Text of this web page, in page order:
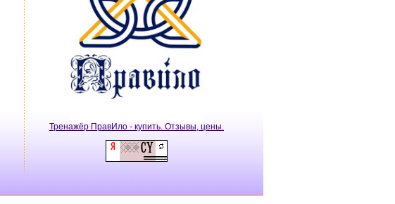
Тренажёр ПравИло - купить. Отзывы, цены.